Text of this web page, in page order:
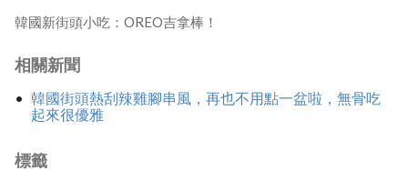
韓國新街頭小吃：OREO吉拿棒！
相關新聞
韓國街頭熱刮辣雞腳串風，再也不用點一盆啦，無骨吃
起來很優雅
標籤